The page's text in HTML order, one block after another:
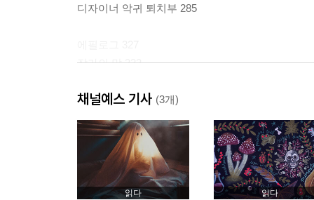
디자이너 악귀 퇴치부 285
작가의 말 333
채널예스 기사 (3개)
읽다 읽다